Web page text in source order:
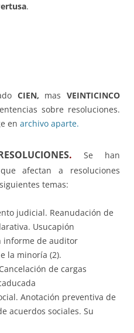
.
CIEN, masVEINTICINCO
sobre resoluciones.
en archivo aparte.
. Se han
afectan a resoluciones
temas:
judicial. Reanudación de
Usucapión
informe de auditor
la minoría (2).
de cargas
Anotación preventiva de
acuerdos sociales. Su